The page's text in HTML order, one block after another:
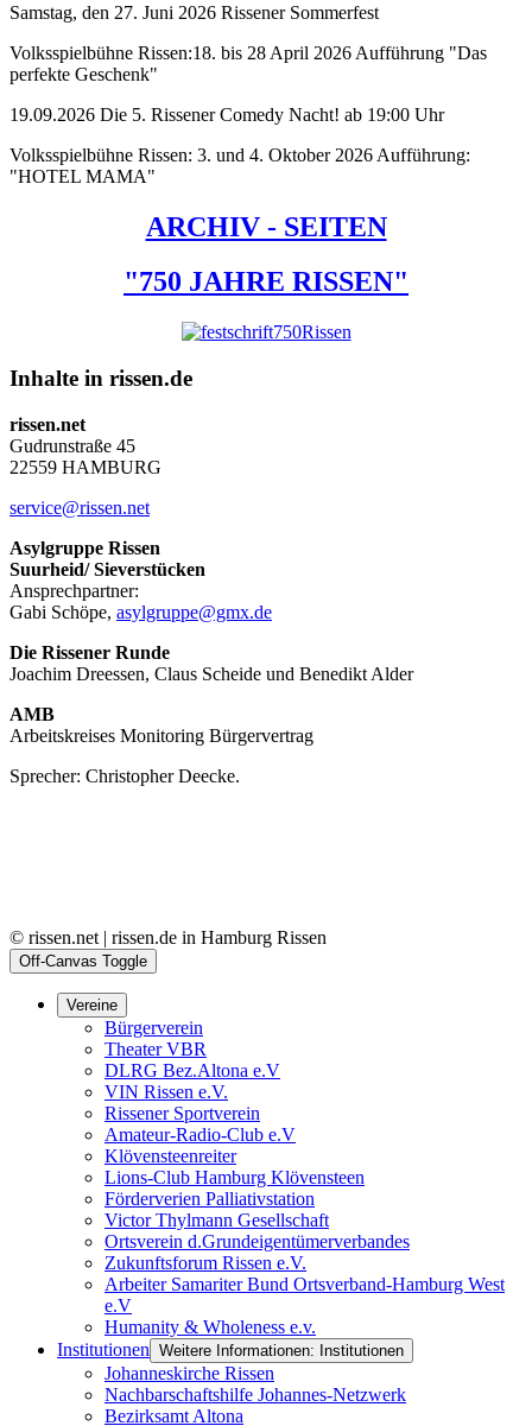
Samstag, den 27. Juni 2026 Rissener Sommerfest
Volksspielbühne Rissen:18. bis 28 April 2026 Aufführung "Das
perfekte Geschenk"
19.09.2026 Die 5. Rissener Comedy Nacht! ab 19:00 Uhr
Volksspielbühne Rissen: 3. und 4. Oktober 2026 Aufführung:
"HOTEL MAMA"
ARCHIV - SEITEN
"750 JAHRE RISSEN"
Inhalte in rissen.de
rissen.net
Gudrunstraße 45
22559 HAMBURG
service@rissen.net
Asylgruppe Rissen
Suurheid/ Sieverstücken
Ansprechpartner:
Gabi Schöpe, asylgruppe@gmx.de
Die Rissener Runde
Joachim Dreessen, Claus Scheide und Benedikt Alder
AMB
Arbeitskreises Monitoring Bürgervertrag
Sprecher: Christopher Deecke.
© rissen.net | rissen.de in Hamburg Rissen
Off-Canvas Toggle
Vereine
Bürgerverein
Theater VBR
DLRG Bez.Altona e.V
VIN Rissen e.V.
Rissener Sportverein
Amateur-Radio-Club e.V
Klövensteenreiter
Lions-Club Hamburg Klövensteen
Förderverien Palliativstation
Victor Thylmann Gesellschaft
Ortsverein d.Grundeigentümerverbandes
Zukunftsforum Rissen e.V.
Arbeiter Samariter Bund Ortsverband-Hamburg West
e.V
Humanity & Wholeness e.v.
Institutionen Weitere Informationen: Institutionen
Johanneskirche Rissen
Nachbarschaftshilfe Johannes-Netzwerk
Bezirksamt Altona